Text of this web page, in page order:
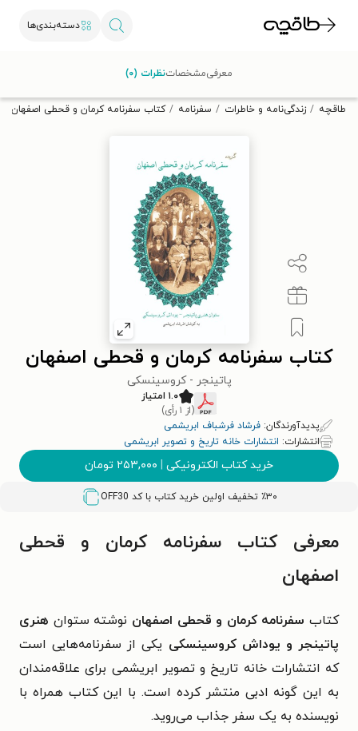
دسته‌بندی‌ها
تخفیف از طاقچه دریافت کن.
طاقچه زندگی‌نامه و خاطرات سفرنامه کتاب سفرنامه کرمان و قحطی اصفهان
کتاب سفرنامه کرمان و قحطی اصفهان
پاتینجر - کروسینسکی
۱.۰ امتیاز
(از ۱ رأی)
پدیدآورندگان: ف‍رش‍اد ف‍رش‍ب‍اف‌ اب‍ری‍ش‍م‍ی‌
انتشارات: انتشارات خانه تاریخ و تصویر ابریشمی
خرید کتاب الکترونیکی | ۲۵۳,۰۰۰ تومان
٪۳۰ تخفیف اولین خرید کتاب با کد OFF30
معرفیمشخصاتنظرات (۰)
معرفی کتاب سفرنامه کرمان و قحطی
اصفهان
کتاب سفرنامه کرمان و قحطی اصفهان نوشته ستوان هنری
پاتینجر و یوداش کروسینسکی یکی از سفرنامه‌هایی است
که انتشارات خانه تاریخ و تصویر ابریشمی برای علاقه‌مندان
به این گونه ادبی منتشر کرده است. با این کتاب همراه با
نویسنده به یک سفر جذاب می‌روید.